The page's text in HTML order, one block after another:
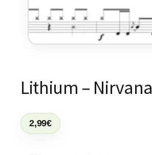
Lithium – Nirvana
2,99€